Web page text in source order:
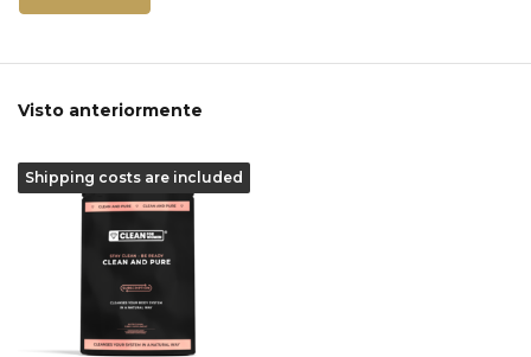
Visto anteriormente
Shipping costs are included